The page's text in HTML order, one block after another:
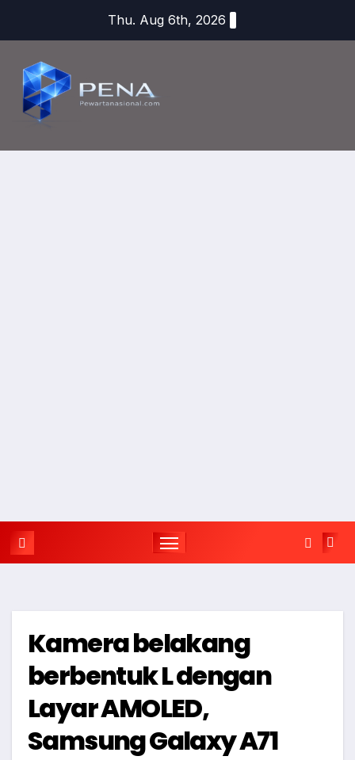
Thu. Aug 6th, 2026
Kamera belakang
berbentuk L dengan
Layar AMOLED,
Samsung Galaxy A71